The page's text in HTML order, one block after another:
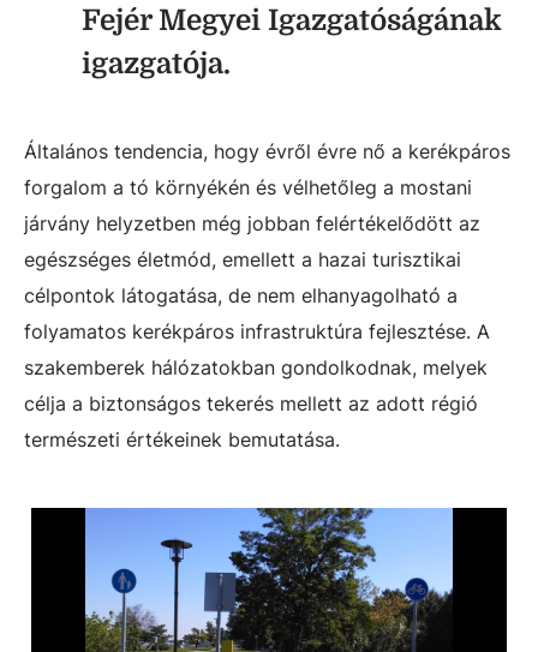
Fejér Megyei Igazgatóságának
igazgatója.
Általános tendencia, hogy évről évre nő a kerékpáros
forgalom a tó környékén és vélhetőleg a mostani
járvány helyzetben még jobban felértékelődött az
egészséges életmód, emellett a hazai turisztikai
célpontok látogatása, de nem elhanyagolható a
folyamatos kerékpáros infrastruktúra fejlesztése. A
szakemberek hálózatokban gondolkodnak, melyek
célja a biztonságos tekerés mellett az adott régió
természeti értékeinek bemutatása.